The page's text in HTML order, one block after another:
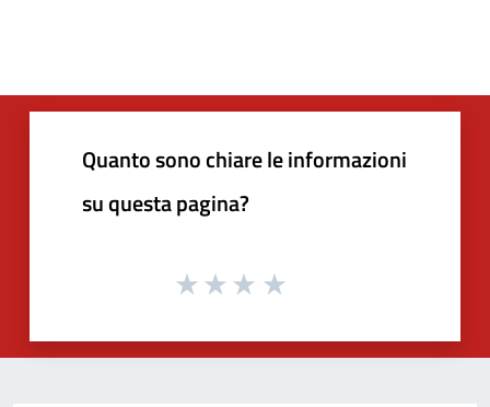
Quanto sono chiare le informazioni
su questa pagina?